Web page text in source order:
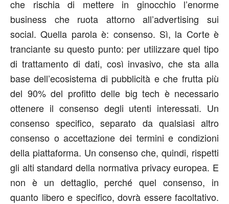
che rischia di mettere in ginocchio l’enorme
business che ruota attorno all’advertising sui
social. Quella parola è: consenso. Sì, la Corte è
tranciante su questo punto: per utilizzare quel tipo
di trattamento di dati, così invasivo, che sta alla
base dell’ecosistema di pubblicità e che frutta più
del 90% del profitto delle big tech è necessario
ottenere il consenso degli utenti interessati. Un
consenso specifico, separato da qualsiasi altro
consenso o accettazione dei termini e condizioni
della piattaforma. Un consenso che, quindi, rispetti
gli alti standard della normativa privacy europea. E
non è un dettaglio, perché quel consenso, in
quanto libero e specifico, dovrà essere facoltativo.